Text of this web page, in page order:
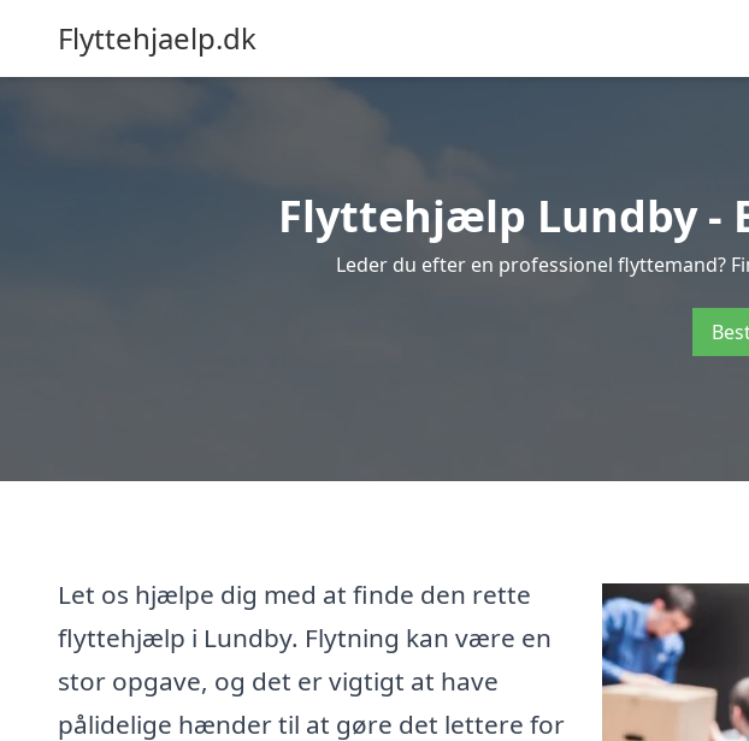
Flyttehjaelp.dk
Flyttehjælp Lundby -
Leder du efter en professionel flyttemand?
Let os hjælpe dig med at finde den rette
flyttehjælp i Lundby. Flytning kan være en
stor opgave, og det er vigtigt at have
pålidelige hænder til at gøre det lettere for